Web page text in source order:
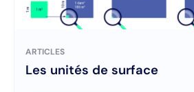
ARTICLES
Les unités de surface